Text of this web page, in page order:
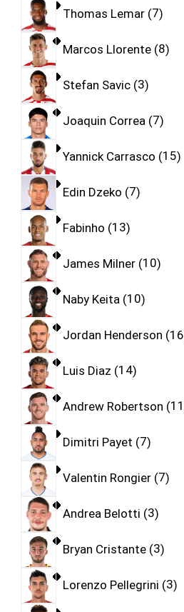
Thomas Lemar 7
Marcos Llorente 8
Stefan Savic 3
Joaquin Correa 7
Yannick Carrasco 15
Edin Dzeko 7
Fabinho 13
James Milner 10
Naby Keita 10
Jordan Henderson 16
Luis Diaz 14
Andrew Robertson 11
Dimitri Payet 7
Valentin Rongier 7
Andrea Belotti 3
Bryan Cristante 3
Lorenzo Pellegrini 3